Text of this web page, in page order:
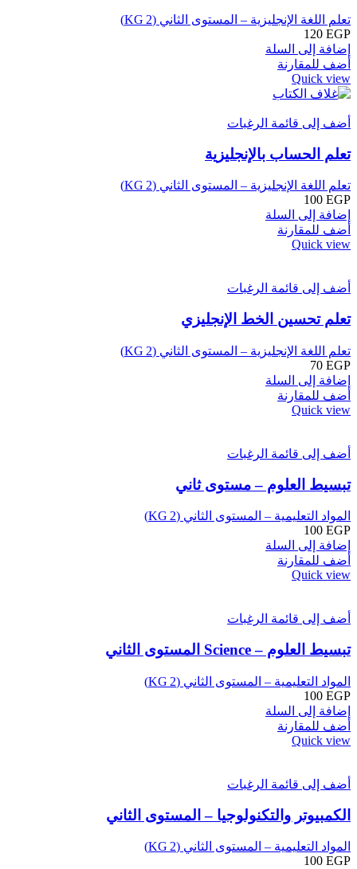
تعلم اللغة الإنجليزية – المستوى الثاني (KG 2)
120 EGP
إضافة إلى السلة
أضف للمقارنة
Quick view
أضف إلى قائمة الرغبات
تعلم الحساب باﻹنجليزية
تعلم اللغة الإنجليزية – المستوى الثاني (KG 2)
100 EGP
إضافة إلى السلة
أضف للمقارنة
Quick view
أضف إلى قائمة الرغبات
تعلم تحسين الخط الإنجليزي
تعلم اللغة الإنجليزية – المستوى الثاني (KG 2)
70 EGP
إضافة إلى السلة
أضف للمقارنة
Quick view
أضف إلى قائمة الرغبات
تبسيط العلوم – مستوى ثاني
المواد التعليمية – المستوى الثاني (KG 2)
100 EGP
إضافة إلى السلة
أضف للمقارنة
Quick view
أضف إلى قائمة الرغبات
تبسيط العلوم – Science المستوى الثاني
المواد التعليمية – المستوى الثاني (KG 2)
100 EGP
إضافة إلى السلة
أضف للمقارنة
Quick view
أضف إلى قائمة الرغبات
الكمبيوتر والتكنولوجيا – المستوى الثاني
المواد التعليمية – المستوى الثاني (KG 2)
100 EGP